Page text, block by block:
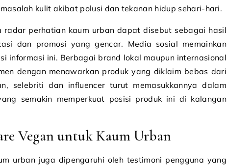
kulit akibat polusi dan tekanan hidup sehari-hari.
radar perhatian kaum urban dapat disebut sebagai hasil
dan promosi yang gencar. Media sosial memainkan
informasi ini. Berbagai brand lokal maupun internasional
dengan menawarkan produk yang diklaim bebas dari
selebriti dan influencer turut memasukkannya dalam
semakin memperkuat posisi produk ini di kalangan
Vegan untuk Kaum Urban
urban juga dipengaruhi oleh testimoni pengguna yang